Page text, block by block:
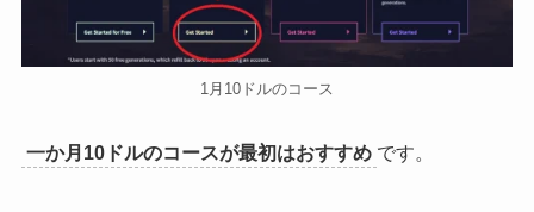
1月10ドルのコース
一か月10ドルのコースが最初はおすすめ です。